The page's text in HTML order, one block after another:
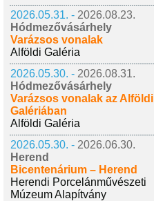
2026.05.31. - 2026.08.23.
Hódmezővásárhely
Varázsos vonalak
Alföldi Galéria
2026.05.30. - 2026.08.31.
Hódmezővásárhely
Varázsos vonalak az Alföldi
Galériában
Alföldi Galéria
2026.05.30. - 2026.06.30.
Herend
Bicentenárium – Herend
Herendi Porcelánművészeti
Múzeum Alapítvány